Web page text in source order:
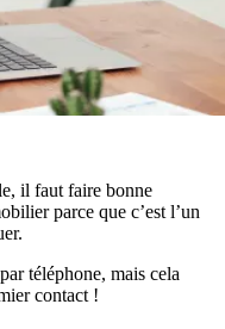
il faut faire bonne
parce que c’est l’un
téléphone, mais cela
contact !